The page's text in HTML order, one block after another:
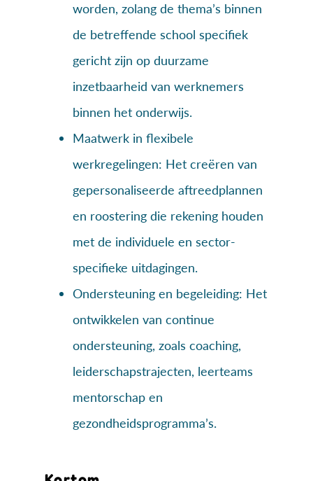
worden, zolang de thema’s binnen
de betreffende school specifiek
gericht zijn op duurzame
inzetbaarheid van werknemers
binnen het onderwijs.
Maatwerk in flexibele
werkregelingen: Het creëren van
gepersonaliseerde aftreedplannen
en roostering die rekening houden
met de individuele en sector-
specifieke uitdagingen.
Ondersteuning en begeleiding: Het
ontwikkelen van continue
ondersteuning, zoals coaching,
leiderschapstrajecten, leerteams
mentorschap en
gezondheidsprogramma’s.